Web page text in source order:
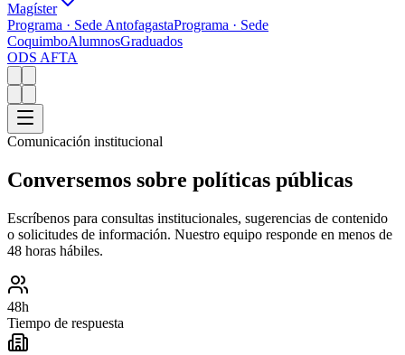
Magíster
Programa · Sede AntofagastaPrograma · Sede
CoquimboAlumnosGraduados
ODS AFTA
Comunicación institucional
Conversemos sobre políticas públicas
Escríbenos para consultas institucionales, sugerencias de contenido
o solicitudes de información. Nuestro equipo responde en menos de
48 horas hábiles.
48h
Tiempo de respuesta